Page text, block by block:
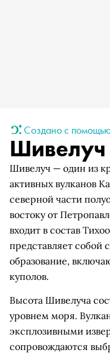
Создано с
Шивелуч
Шивелуч — один из
активных вулканов
северной части
востоку от
входит в состав
представляет собой
образование,
куполов.
Высота Шивелуча
уровнем моря.
эксплозивными
сопровождаются